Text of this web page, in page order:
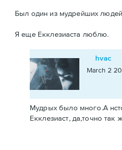
Был один из мудрейших
Я еще Екклезиаста люблю.
hvac
March 2
Мудрых было много.А
Екклезиаст, да,точно так